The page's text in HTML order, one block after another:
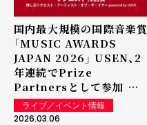
国内最大規模の国際音楽賞
「MUSIC AWARDS
JAPAN 2026」 USEN、2
年連続でPrize
Partnersとして参加 リ
クエスト特別賞「推し活リ
クエスト・アーティスト・
ライブ／イベント情報
2026.03.06